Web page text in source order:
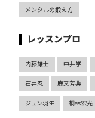
メンタルの鍛え方
レッスンプロ
内藤雄士 中井学
石井忍 鹿又芳典
ジュン羽生 桐林宏光